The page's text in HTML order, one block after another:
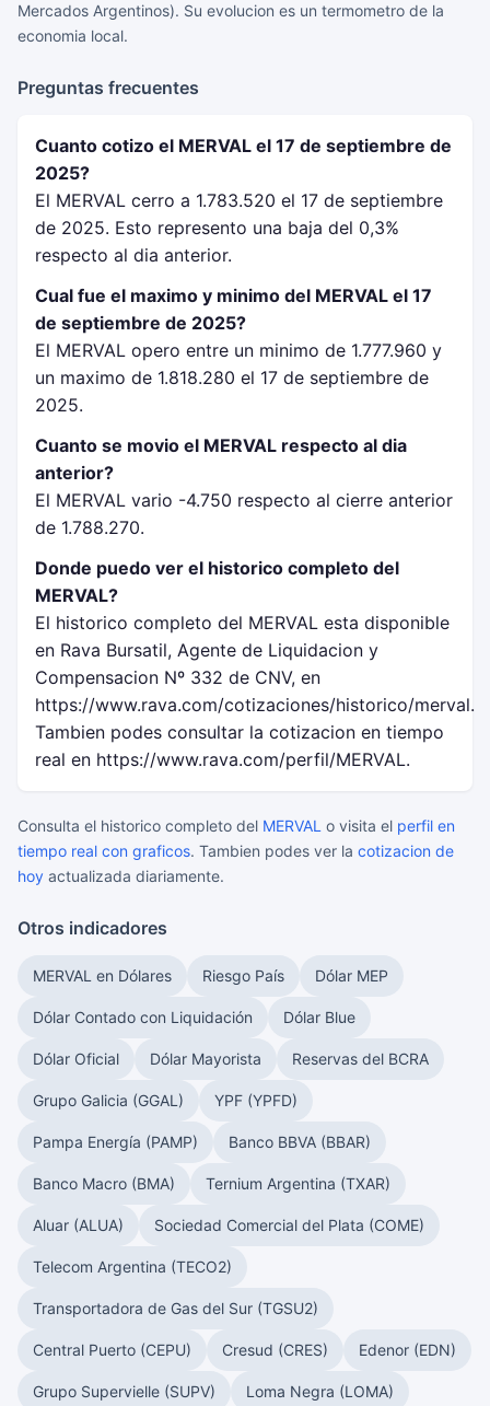
Mercados Argentinos). Su evolucion es un termometro de la
economia local.
Preguntas frecuentes
Cuanto cotizo el MERVAL el 17 de septiembre de
2025?
El MERVAL cerro a 1.783.520 el 17 de septiembre
de 2025. Esto represento una baja del 0,3%
respecto al dia anterior.
Cual fue el maximo y minimo del MERVAL el 17
de septiembre de 2025?
El MERVAL opero entre un minimo de 1.777.960 y
un maximo de 1.818.280 el 17 de septiembre de
2025.
Cuanto se movio el MERVAL respecto al dia
anterior?
El MERVAL vario -4.750 respecto al cierre anterior
de 1.788.270.
Donde puedo ver el historico completo del
MERVAL?
El historico completo del MERVAL esta disponible
en Rava Bursatil, Agente de Liquidacion y
Compensacion Nº 332 de CNV, en
https://www.rava.com/cotizaciones/historico/merval.
Tambien podes consultar la cotizacion en tiempo
real en https://www.rava.com/perfil/MERVAL.
Consulta el historico completo del MERVAL o visita el perfil en
tiempo real con graficos. Tambien podes ver la cotizacion de
hoy actualizada diariamente.
Otros indicadores
MERVAL en Dólares Riesgo País Dólar MEP
Dólar Contado con Liquidación Dólar Blue
Dólar Oficial Dólar Mayorista Reservas del BCRA
Grupo Galicia (GGAL) YPF (YPFD)
Pampa Energía (PAMP) Banco BBVA (BBAR)
Banco Macro (BMA) Ternium Argentina (TXAR)
Aluar (ALUA) Sociedad Comercial del Plata (COME)
Telecom Argentina (TECO2)
Transportadora de Gas del Sur (TGSU2)
Central Puerto (CEPU) Cresud (CRES) Edenor (EDN)
Grupo Supervielle (SUPV) Loma Negra (LOMA)